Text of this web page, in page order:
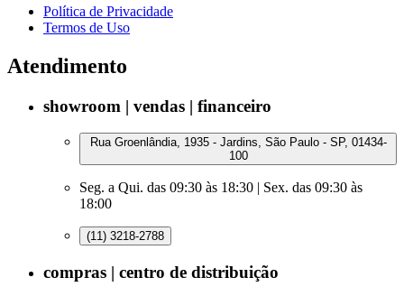
Política de Privacidade
Termos de Uso
Atendimento
showroom | vendas | financeiro
Rua Groenlândia, 1935 - Jardins, São Paulo - SP, 01434-
100
Seg. a Qui. das 09:30 às 18:30 | Sex. das 09:30 às
18:00
(11) 3218-2788
compras | centro de distribuição